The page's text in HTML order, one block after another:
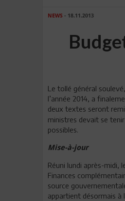
NEWS - 18.11.2013
Le tollé général
l’année 2014, a
deux textes seront
ministres devait se
possibles.
Mise-à-jour
Réuni lundi après-midi,
Finances
source
appartient désormais à